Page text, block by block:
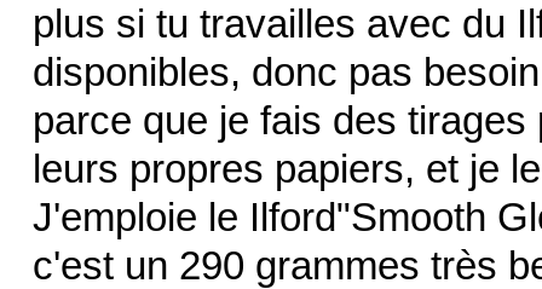
plus si tu travailles avec du
disponibles, donc pas
parce que je fais des
leurs propres papiers, et je
J'emploie le Ilford"Smooth
c'est un 290 grammes très